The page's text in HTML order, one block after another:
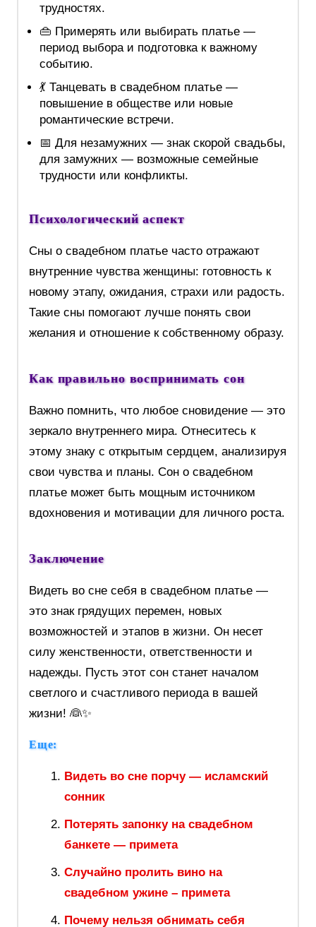
трудностях.
👜 Примерять или выбирать платье —
период выбора и подготовка к важному
событию.
💃 Танцевать в свадебном платье —
повышение в обществе или новые
романтические встречи.
📅 Для незамужних — знак скорой свадьбы,
для замужних — возможные семейные
трудности или конфликты.
Психологический аспект
Сны о свадебном платье часто отражают
внутренние чувства женщины: готовность к
новому этапу, ожидания, страхи или радость.
Такие сны помогают лучше понять свои
желания и отношение к собственному образу.
Как правильно воспринимать сон
Важно помнить, что любое сновидение — это
зеркало внутреннего мира. Отнеситесь к
этому знаку с открытым сердцем, анализируя
свои чувства и планы. Сон о свадебном
платье может быть мощным источником
вдохновения и мотивации для личного роста.
Заключение
Видеть во сне себя в свадебном платье —
это знак грядущих перемен, новых
возможностей и этапов в жизни. Он несет
силу женственности, ответственности и
надежды. Пусть этот сон станет началом
светлого и счастливого периода в вашей
жизни! 👰✨
Еще:
Видеть во сне порчу — исламский
сонник
Потерять запонку на свадебном
банкете — примета
Случайно пролить вино на
свадебном ужине – примета
Почему нельзя обнимать себя